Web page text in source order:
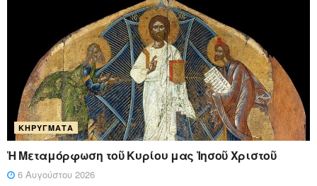
ΚΗΡΎΓΜΑΤΑ
Ἡ Μεταμόρφωση τοῦ Κυρίου μας Ἰησοῦ Χριστοῦ
6 Αυγούστου 2026